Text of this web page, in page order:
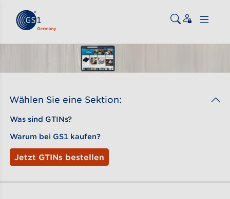
Wählen Sie eine Sektion:
Was sind GTINs?
Warum bei GS1 kaufen?
Jetzt GTINs bestellen